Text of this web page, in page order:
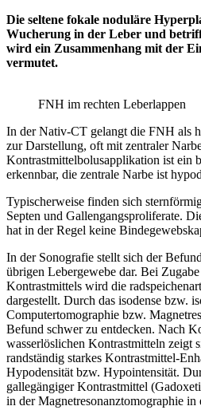
Die seltene fokale noduläre
Wucherung in der Leber und
wird ein Zusammenhang mit der
vermutet.
FNH im rechten Leberlappen
In der Nativ-CT gelangt die FNH als
zur Darstellung, oft mit zentraler
Kontrastmittelbolusapplikation ist ein
erkennbar, die zentrale Narbe ist
Typischerweise finden sich
Septen und Gallengangsproliferate.
hat in der Regel keine
In der Sonografie stellt sich der
übrigen Lebergewebe dar. Bei
Kontrastmittels wird die
dargestellt. Durch das isodense bzw.
Computertomographie bzw.
Befund schwer zu entdecken. Nach
wasserlöslichen Kontrastmitteln zeigt
randständig starkes Kontrastmittel-
Hypodensität bzw. Hypointensität.
gallegängiger Kontrastmittel
in der Magnetresonanztomographie in